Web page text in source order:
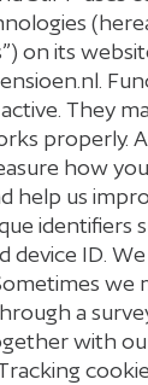
Overlijd je
elk jaar
salaris.
het
worden.
on its
They
properly.
how
help us
identifiers
device ID.
we
a
with